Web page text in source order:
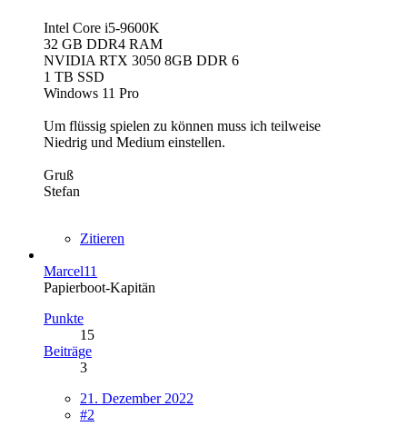
Intel Core i5-9600K
32 GB DDR4 RAM
NVIDIA RTX 3050 8GB DDR 6
1 TB SSD
Windows 11 Pro
Um flüssig spielen zu können muss ich teilweise
Niedrig und Medium einstellen.
Gruß
Stefan
Zitieren
Marcel11
Papierboot-Kapitän
Punkte
15
Beiträge
3
21. Dezember 2022
#2